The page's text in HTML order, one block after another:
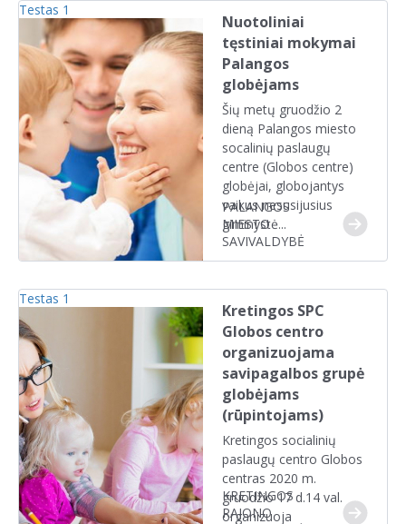
Testas 1
Nuotoliniai
tęstiniai mokymai
Palangos
globėjams
Šių metų gruodžio 2
dieną Palangos miesto
socalinių paslaugų
centre (Globos centre)
globėjai, globojantys
vaikus nesusijusius
giminystė...
PALANGOS
MIESTO
SAVIVALDYBĖ
Testas 1
Kretingos SPC
Globos centro
organizuojama
savipagalbos grupė
globėjams
(rūpintojams)
Kretingos socialinių
paslaugų centro Globos
centras 2020 m.
gruodžio 17 d.14 val.
organizuoja
KRETINGOS
RAJONO